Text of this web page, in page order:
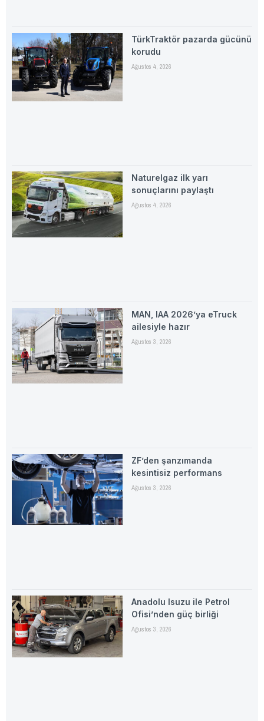
TürkTraktör pazarda gücünü
korudu
Ağustos 4, 2026
Naturelgaz ilk yarı
sonuçlarını paylaştı
Ağustos 4, 2026
MAN, IAA 2026’ya eTruck
ailesiyle hazır
Ağustos 3, 2026
ZF’den şanzımanda
kesintisiz performans
Ağustos 3, 2026
Anadolu Isuzu ile Petrol
Ofisi’nden güç birliği
Ağustos 3, 2026